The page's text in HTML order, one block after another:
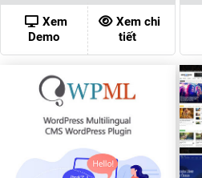
là:
300,000 ₫.
tại
là:
80,000 ₫.
Xem
Demo
Xem chi
tiết